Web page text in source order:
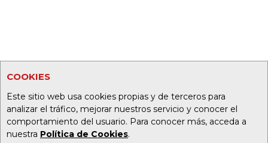
COOKIES
Este sitio web usa cookies propias y de terceros para
analizar el tráfico, mejorar nuestros servicio y conocer el
comportamiento del usuario. Para conocer más, acceda a
nuestra Política de Cookies.